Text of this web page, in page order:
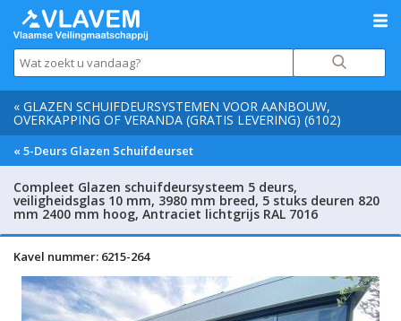
« GLAZEN SCHUIFDEURSYSTEMEN VOOR AANBOUW,
OVERKAPPING OF VERANDA (GRATIS LEVERING) (6102)
« 5-Deurs Glazen Schuifdeurset
Compleet Glazen schuifdeursysteem 5 deurs,
veiligheidsglas 10 mm, 3980 mm breed, 5 stuks deuren 820
mm 2400 mm hoog, Antraciet lichtgrijs RAL 7016
Kavel nummer: 6215-264